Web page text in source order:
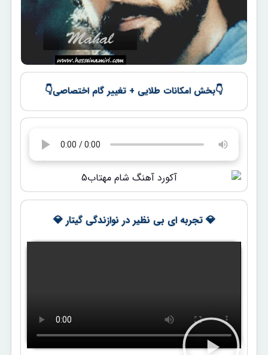
👇بخش امکانات طلایی + تغییر گام اختصاصی👇
💎 تجربه ای بی نظیر در نوازندگی گیتار 💎